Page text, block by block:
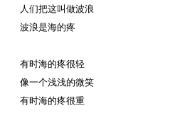
人们把这叫做波浪
波浪是海的疼
有时海的疼很轻
像一个浅浅的微笑
有时海的疼很重